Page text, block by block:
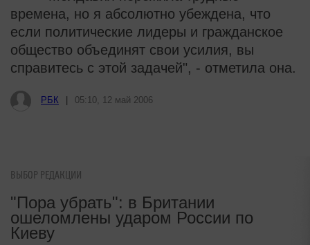
времена, но я абсолютно убеждена, что
если политические лидеры и гражданское
общество объединят свои усилия, вы
справитесь с этой задачей", - отметила она.
РБК 05:10, 12 май 2006
ВЫБОР РЕДАКЦИИ
"Пора убрать": в Британии
ошеломлены ударом России по
Киеву